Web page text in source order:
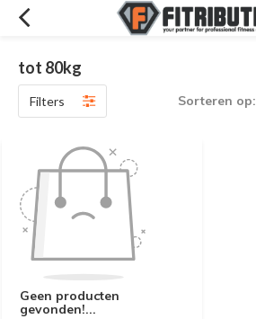
tot 80kg
Filters Sorteren op:
Geen producten
gevonden!...